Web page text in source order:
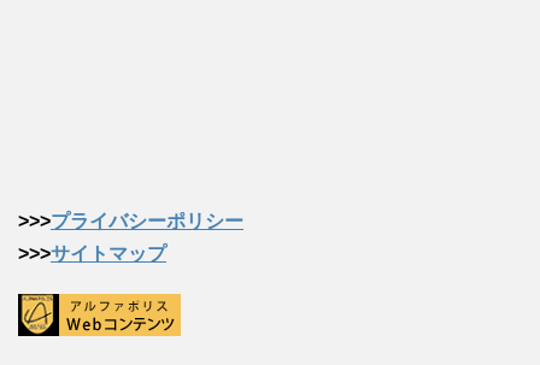
>>>プライバシーポリシー
>>>サイトマップ